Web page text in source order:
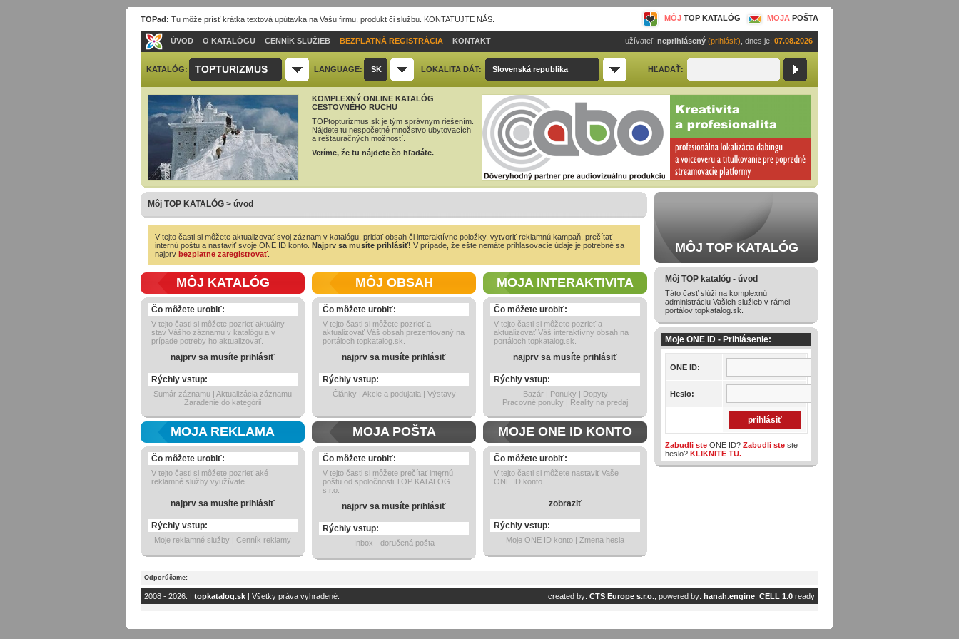
TOPad: Tu môže prísť krátka textová upútavka na Vašu firmu, produkt či službu. KONTATUJTE NÁS. MÔJ TOP KATALÓG MOJA POŠTA
ÚVOD O KATALÓGU CENNÍK SLUŽIEB BEZPLATNÁ REGISTRÁCIA KONTAKT užívateľ: neprihlásený (prihlásiť) , dnes je: 07.08.2026
KATALÓG: TOPTURIZMUS LANGUAGE: SK LOKALITA DÁT: Slovenská republika HĽADAŤ:
KOMPLEXNÝ ONLINE KATALÓG
CESTOVNÉHO RUCHU
TOPtopturizmus.sk je tým správnym riešením.
Nájdete tu nespočetné množstvo ubytovacích
a reštauračných možností.
Veríme, že tu nájdete čo hľadáte.
Môj TOP KATALÓG > úvod
V tejto časti si môžete aktualizovať svoj záznam v katalógu, pridať obsah či interaktívne položky, vytvoriť reklamnú kampaň, prečítať
internú poštu a nastaviť svoje ONE ID konto. Najprv sa musíte prihlásiť! V prípade, že ešte nemáte prihlasovacie údaje je potrebné sa
najprv bezplatne zaregistrovať.
MÔJ KATALÓG MÔJ OBSAH MOJA INTERAKTIVITA
Čo môžete urobiť:
V tejto časti si môžete pozrieť aktuálny
stav Vášho záznamu v katalógu a v
prípade potreby ho aktualizovať.
najprv sa musíte prihlásiť
Rýchly vstup:
Sumár záznamu | Aktualizácia záznamu
Zaradenie do kategórii
Čo môžete urobiť:
V tejto časti si môžete pozrieť a
aktualizovať Váš obsah prezentovaný na
portáloch topkatalog.sk.
najprv sa musíte prihlásiť
Rýchly vstup:
Články | Akcie a podujatia | Výstavy
Čo môžete urobiť:
V tejto časti si môžete pozrieť a
aktualizovať Váš interaktívny obsah na
portáloch topkatalog.sk.
najprv sa musíte prihlásiť
Rýchly vstup:
Bazár | Ponuky | Dopyty
Pracovné ponuky | Reality na predaj
MOJA REKLAMA MOJA POŠTA MOJE ONE ID KONTO
Čo môžete urobiť:
V tejto časti si môžete pozrieť aké
reklamné služby využívate.
najprv sa musíte prihlásiť
Rýchly vstup:
Moje reklamné služby | Cenník reklamy
Čo môžete urobiť:
V tejto časti si môžete prečítať internú
poštu od spoločnosti TOP KATALÓG
s.r.o.
najprv sa musíte prihlásiť
Rýchly vstup:
Inbox - doručená pošta
Čo môžete urobiť:
V tejto časti si môžete nastaviť Vaše
ONE ID konto.
zobraziť
Rýchly vstup:
Moje ONE ID konto | Zmena hesla
MÔJ TOP KATALÓG
Môj TOP katalóg - úvod
Táto časť slúži na komplexnú
administráciu Vašich služieb v rámci
portálov topkatalog.sk.
Moje ONE ID - Prihlásenie:
ONE ID:
Heslo:
Zabudli ste ONE ID? Zabudli ste ste
heslo? KLIKNITE TU.
Odporúčame:
2008 - 2026. | topkatalog.sk | Všetky práva vyhradené. created by: CTS Europe s.r.o. , powered by: hanah.engine CELL 1.0 ready